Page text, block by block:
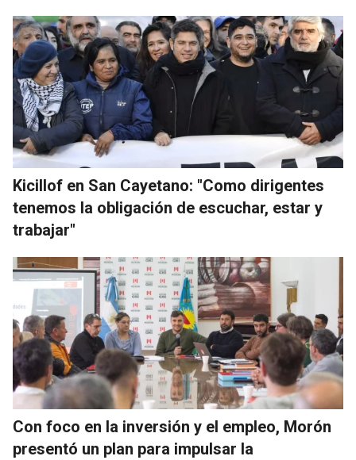
Kicillof en San Cayetano: "Como dirigentes
tenemos la obligación de escuchar, estar y
trabajar"
Con foco en la inversión y el empleo, Morón
presentó un plan para impulsar la